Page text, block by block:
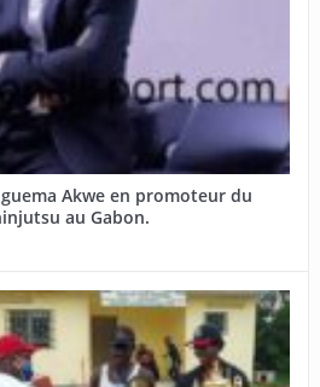
Akwe en promoteur du
au Gabon.